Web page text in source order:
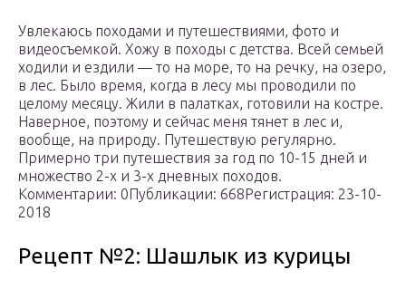
Увлекаюсь походами и путешествиями, фото и
видеосъемкой. Хожу в походы с детства. Всей семьей
ходили и ездили — то на море, то на речку, на озеро,
в лес. Было время, когда в лесу мы проводили по
целому месяцу. Жили в палатках, готовили на костре.
Наверное, поэтому и сейчас меня тянет в лес и,
вообще, на природу. Путешествую регулярно.
Примерно три путешествия за год по 10-15 дней и
множество 2-х и 3-х дневных походов.
Комментарии: 0Публикации: 668Регистрация: 23-10-
2018
Рецепт №2: Шашлык из курицы